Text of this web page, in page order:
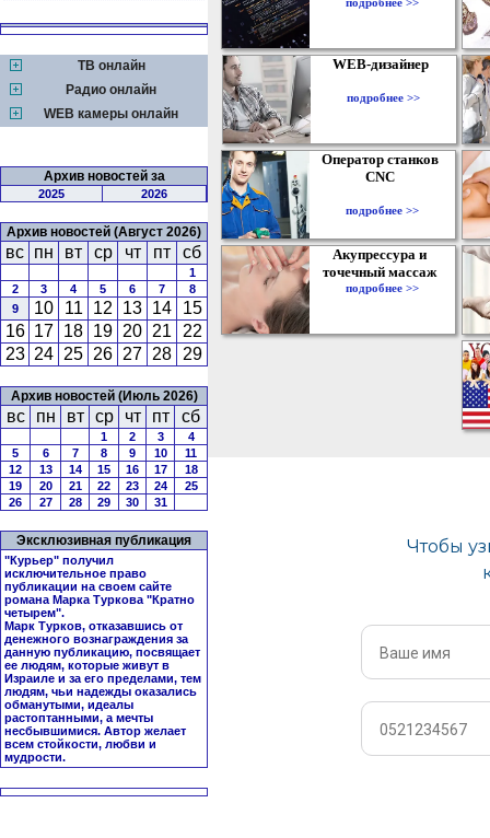
ТВ онлайн
Радио онлайн
WEB камеры онлайн
Архив новостей за
2025 2026
Архив новостей (Август 2026)
вс пн вт ср чт пт сб
1
2
3 4 5 6 7
8
9
10 11 12 13 14
15
16 17 18 19 20 21
22
23 24 25 26 27 28 29
Архив новостей (Июль 2026)
вс пн вт ср чт пт сб
1 2 3
4
5
6 7 8 9 10
11
12
13 14 15 16 17
18
19
20 21 22 23 24
25
26
27 28 29 30 31
Эксклюзивная публикация
"Курьер" получил
исключительное право
публикации на своем сайте
романа Марка Туркова "Кратно
четырем".
Марк Турков, отказавшись от
денежного вознаграждения за
данную публикацию, посвящает
ее людям, которые живут в
Израиле и за его пределами, тем
людям, чьи надежды оказались
обманутыми, идеалы
растоптанными, а мечты
несбывшимися. Автор желает
всем стойкости, любви и
мудрости.
WEB-дизайнер
подробнее >>
Оператор станков
CNC
подробнее >>
Акупрессура и
точечный массаж
подробнее >>